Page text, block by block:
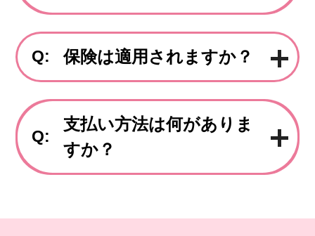
Q: 保険は適用されますか？
Q:
支払い方法は何がありま
すか？